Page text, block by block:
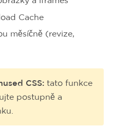
Cache
měsíčně (revize,
CSS: tato funkce
postupně a